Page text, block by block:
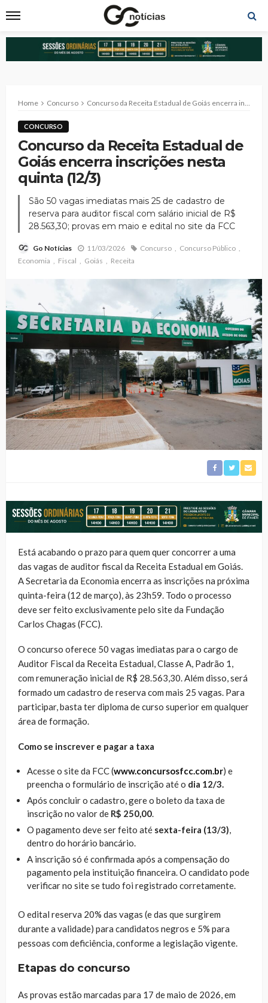
Home Concurso Concurso da Receita Estadual de Goiás encerra inscrições nesta quinta (12/3)
CONCURSO
Concurso da Receita Estadual de
Goiás encerra inscrições nesta
quinta (12/3)
São 50 vagas imediatas mais 25 de cadastro de
reserva para auditor fiscal com salário inicial de R$
28.563,30; provas em maio e edital no site da FCC
Go Notícias 11/03/2026 Concurso
Concurso Público
Economia
Fiscal Goiás Receita
Está acabando o prazo para quem quer concorrer a uma
das vagas de auditor fiscal da Receita Estadual em Goiás.
A Secretaria da Economia encerra as inscrições na próxima
quinta-feira (12 de março), às 23h59. Todo o processo
deve ser feito exclusivamente pelo site da Fundação
Carlos Chagas (FCC).
O concurso oferece 50 vagas imediatas para o cargo de
Auditor Fiscal da Receita Estadual, Classe A, Padrão 1,
com remuneração inicial de R$ 28.563,30. Além disso, será
formado um cadastro de reserva com mais 25 vagas. Para
participar, basta ter diploma de curso superior em qualquer
área de formação.
Como se inscrever e pagar a taxa
Acesse o site da FCC (www.concursosfcc.com.br) e
preencha o formulário de inscrição até o dia 12/3.
Após concluir o cadastro, gere o boleto da taxa de
inscrição no valor de R$ 250,00.
O pagamento deve ser feito até sexta-feira (13/3),
dentro do horário bancário.
A inscrição só é confirmada após a compensação do
pagamento pela instituição financeira. O candidato pode
verificar no site se tudo foi registrado corretamente.
O edital reserva 20% das vagas (e das que surgirem
durante a validade) para candidatos negros e 5% para
pessoas com deficiência, conforme a legislação vigente.
Etapas do concurso
As provas estão marcadas para 17 de maio de 2026, em